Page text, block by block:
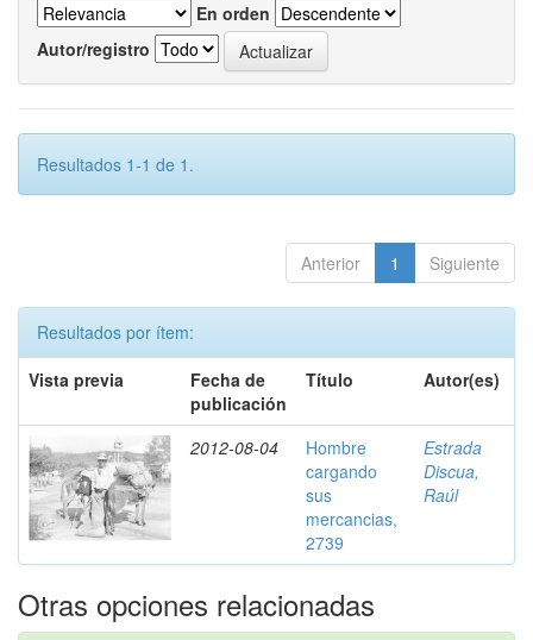
En orden
Autor/registro
Resultados 1-1 de 1.
Anterior 1 Siguiente
Resultados por ítem:
Vista previa
Fecha de
publicación
Título Autor(es)
2012-08-04
Hombre
cargando
sus
mercancias,
2739
Estrada
Discua,
Raúl
Otras opciones relacionadas